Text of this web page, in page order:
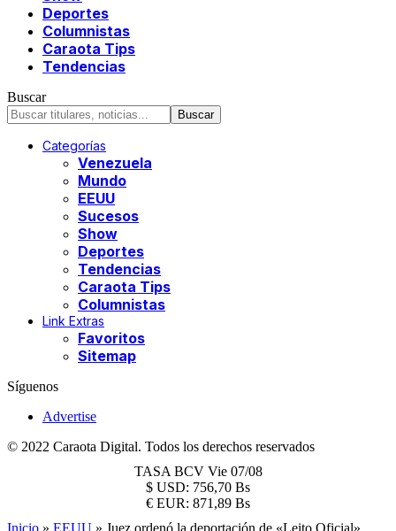
Deportes
Columnistas
Caraota Tips
Tendencias
Buscar
Categorías
Venezuela
Mundo
EEUU
Sucesos
Show
Deportes
Tendencias
Caraota Tips
Columnistas
Link Extras
Favoritos
Sitemap
Síguenos
Advertise
© 2022 Caraota Digital. Todos los derechos reservados
TASA BCV Vie 07/08
$ USD: 756,70 Bs
€ EUR: 871,89 Bs
Inicio » EEUU » Juez ordenó la deportación de «Leito Oficial»,